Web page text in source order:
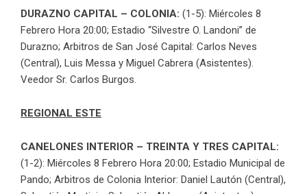
DURAZNO CAPITAL – COLONIA: (1-5): Miércoles 8
Febrero Hora 20:00; Estadio “Silvestre O. Landoni” de
Durazno; Arbitros de San José Capital: Carlos Neves
(Central), Luis Messa y Miguel Cabrera (Asistentes).
Veedor Sr. Carlos Burgos.
REGIONAL ESTE
CANELONES INTERIOR – TREINTA Y TRES CAPITAL:
(1-2): Miércoles 8 Febrero Hora 20:00; Estadio Municipal de
Pando; Arbitros de Colonia Interior: Daniel Lautón (Central),